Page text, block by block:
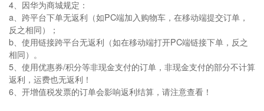
4、因华为商城规定：
a、跨平台下单无返利（如PC端加入购物车，在移动端提交订单，
反之相同）；
b、使用链接跨平台无返利（如在移动端打开PC端链接下单，反之
相同）。
5、使用优惠券/积分等非现金支付的订单，非现金支付的部分不计算
返利，运费也无返利！
6、开增值税发票的订单会影响返利结算，请注意查看！